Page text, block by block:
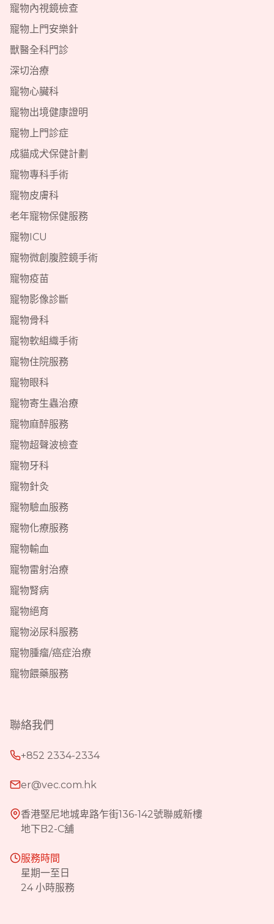
寵物內視鏡檢查
寵物上門安樂針
獸醫全科門診
深切治療
寵物心臟科
寵物出境健康證明
寵物上門診症
成貓成犬保健計劃
寵物專科手術
寵物皮膚科
老年寵物保健服務
寵物ICU
寵物微創腹腔鏡手術
寵物疫苗
寵物影像診斷
寵物骨科
寵物軟組織手術
寵物住院服務
寵物眼科
寵物寄生蟲治療
寵物麻醉服務
寵物超聲波檢查
寵物牙科
寵物針灸
寵物驗血服務
寵物化療服務
寵物輸血
寵物雷射治療
寵物腎病
寵物絕育
寵物泌尿科服務
寵物腫瘤/癌症治療
寵物餵藥服務
聯絡我們
+852 2334-2334
er@vec.com.hk
香港堅尼地城卑路乍街136-142號聯威新樓
地下B2-C舖
服務時間
星期一至日
24 小時服務